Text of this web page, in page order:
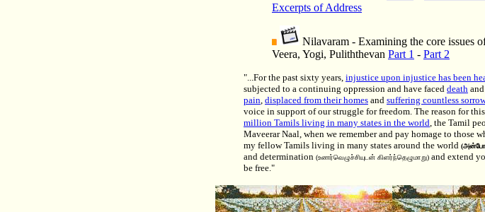
Excerpts of Address
Nilavaram - Examining the core issues
Veera, Yogi, Puliththevan Part 1 - Part 2
"...For the past sixty years, injustice upon injustice has been
subjected to a continuing oppression and have faced death and
pain, displaced from their homes and suffering countless
voice in support of our struggle for freedom. The reason for
million Tamils living in many states in the world, the Tamil
Maveerar Naal, when we remember and pay homage to
my fellow Tamils living in many states around the world
and determination (உணர்வெழுச்சியுடன் கிளர்ந்தெழுமாறு) and extend
be free."